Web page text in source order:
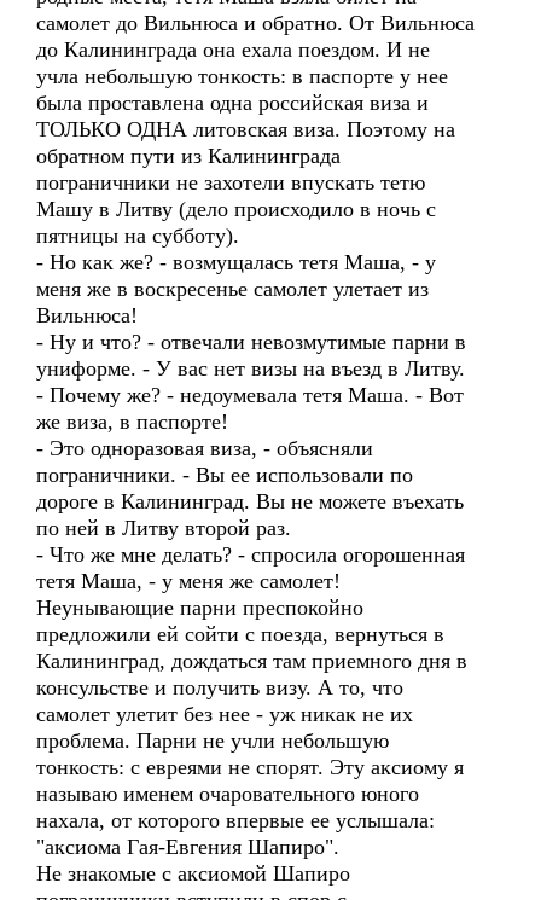
самолет до Вильнюса и обратно. От Вильнюса
до Калининграда она ехала поездом. И не
учла небольшую тонкость: в паспорте у нее
была проставлена одна российская виза и
ТОЛЬКО ОДНА литовская виза. Поэтому на
обратном пути из Калининграда
пограничники не захотели впускать тетю
Машу в Литву (дело происходило в ночь с
пятницы на субботу).
- Но как же? - возмущалась тетя Маша, - у
меня же в воскресенье самолет улетает из
Вильнюса!
- Ну и что? - отвечали невозмутимые парни в
униформе. - У вас нет визы на въезд в Литву.
- Почему же? - недоумевала тетя Маша. - Вот
же виза, в паспорте!
- Это одноразовая виза, - объясняли
пограничники. - Вы ее использовали по
дороге в Калининград. Вы не можете въехать
по ней в Литву второй раз.
- Что же мне делать? - спросила огорошенная
тетя Маша, - у меня же самолет!
Неунывающие парни преспокойно
предложили ей сойти с поезда, вернуться в
Калининград, дождаться там приемного дня в
консульстве и получить визу. А то, что
самолет улетит без нее - уж никак не их
проблема. Парни не учли небольшую
тонкость: с евреями не спорят. Эту аксиому я
называю именем очаровательного юного
нахала, от которого впервые ее услышала:
"аксиома Гая-Евгения Шапиро".
Не знакомые с аксиомой Шапиро